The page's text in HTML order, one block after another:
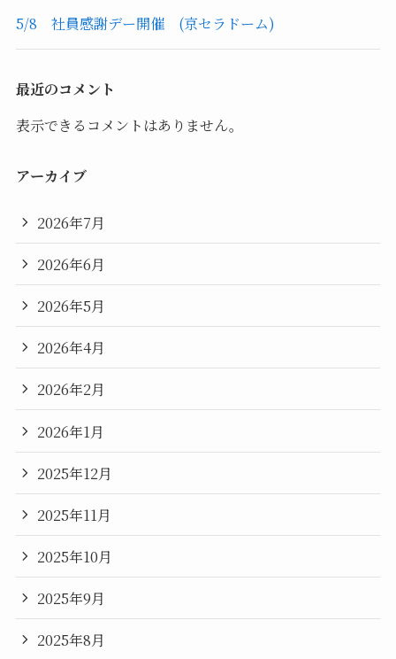
5/8 社員感謝デー開催 (京セラドーム)
最近のコメント
表示できるコメントはありません。
アーカイブ
2026年7月
2026年6月
2026年5月
2026年4月
2026年2月
2026年1月
2025年12月
2025年11月
2025年10月
2025年9月
2025年8月